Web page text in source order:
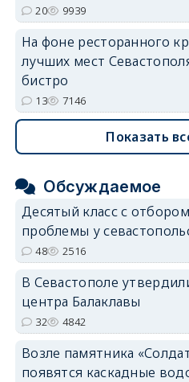
20 9939
На фоне ресторанного
лучших мест
бистро
13 7146
Показать
Обсуждаемое
Десятый класс с
проблемы у
48 2516
В Севастополе
центра Балаклавы
32 4842
Возле памятника
появятся каскадные